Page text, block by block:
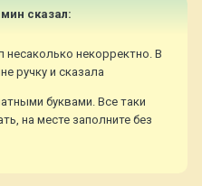
сказал:
несаколько некорректно. В
ручку и сказала
буквами. Все таки
на месте заполните без